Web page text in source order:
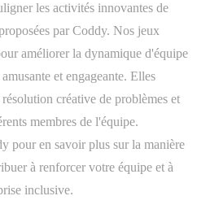
les activités innovantes de
par Coddy. Nos jeux
améliorer la dynamique d'équipe
et engageante. Elles
créative de problèmes et
membres de l'équipe.
pour en savoir plus sur la manière
à renforcer votre équipe et à
inclusive.